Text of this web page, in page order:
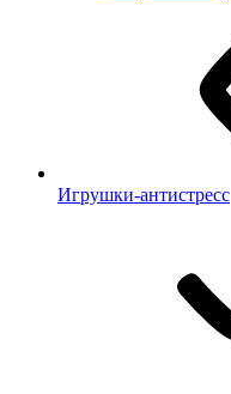
Игрушки-антистресс